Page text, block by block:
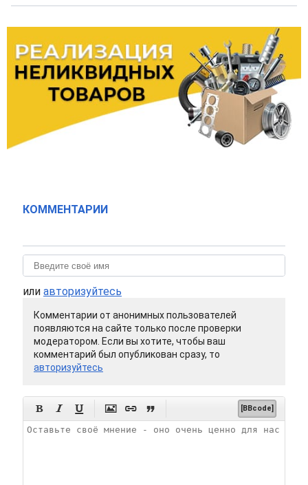
КОММЕНТАРИИ
или авторизуйтесь
Комментарии от анонимных пользователей
появляются на сайте только после проверки
модератором. Если вы хотите, чтобы ваш
комментарий был опубликован сразу, то
авторизуйтесь
      [BBcode]